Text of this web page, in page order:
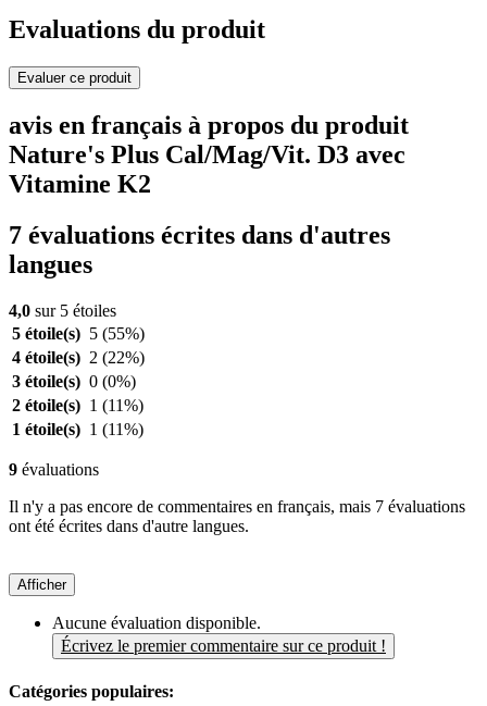
Evaluations du produit
Evaluer ce produit
avis en français à propos du produit
Nature's Plus Cal/Mag/Vit. D3 avec
Vitamine K2
7 évaluations écrites dans d'autres
langues
4,0 sur 5 étoiles
5 étoile(s) 5 (55%)
4 étoile(s) 2 (22%)
3 étoile(s) 0 (0%)
2 étoile(s) 1 (11%)
1 étoile(s) 1 (11%)
9 évaluations
Il n'y a pas encore de commentaires en français, mais 7 évaluations
ont été écrites dans d'autre langues.
Afficher
Aucune évaluation disponible.
Écrivez le premier commentaire sur ce produit !
Catégories populaires: